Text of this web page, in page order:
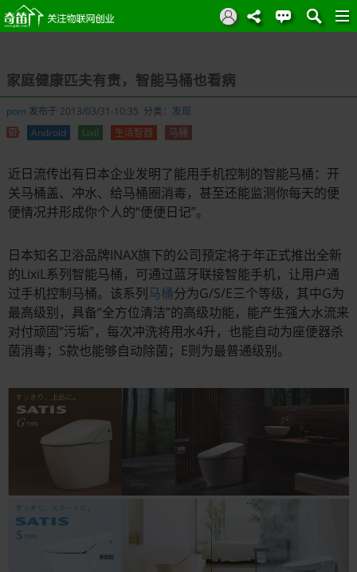
家庭健康匹夫有责，智能马桶也看病
pom 发布于 2013/03/31-10:35 分类： 发现
Android
Lixil 生活智器 马桶
近日流传出有日本企业发明了能用手机控制的智能马桶：开
关马桶盖、冲水、给马桶圈消毒，甚至还能监测你每天的便
便情况并形成你个人的“便便日记”。
日本知名卫浴品牌INAX旗下的公司预定将于年正式推出全新
的LixiL系列智能马桶，可通过蓝牙联接智能手机，让用户通
过手机控制马桶。该系列 马桶分为G/S/E三个等级，其中G为
最高级别，具备“全方位清洁”的高级功能，能产生强大水流来
对付顽固“污垢”，每次冲洗将用水4升，也能自动为座便器杀
菌消毒；S款也能够自动除菌；E则为最普通级别。